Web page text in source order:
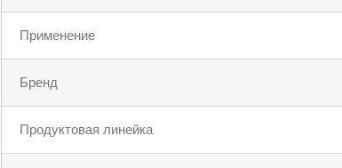
Применение
Бренд
Продуктовая линейка